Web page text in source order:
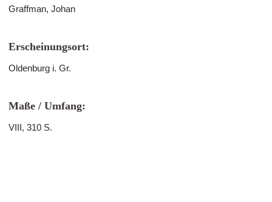
Graffman, Johan
Erscheinungsort:
Oldenburg i. Gr.
Maße / Umfang:
VIII, 310 S.